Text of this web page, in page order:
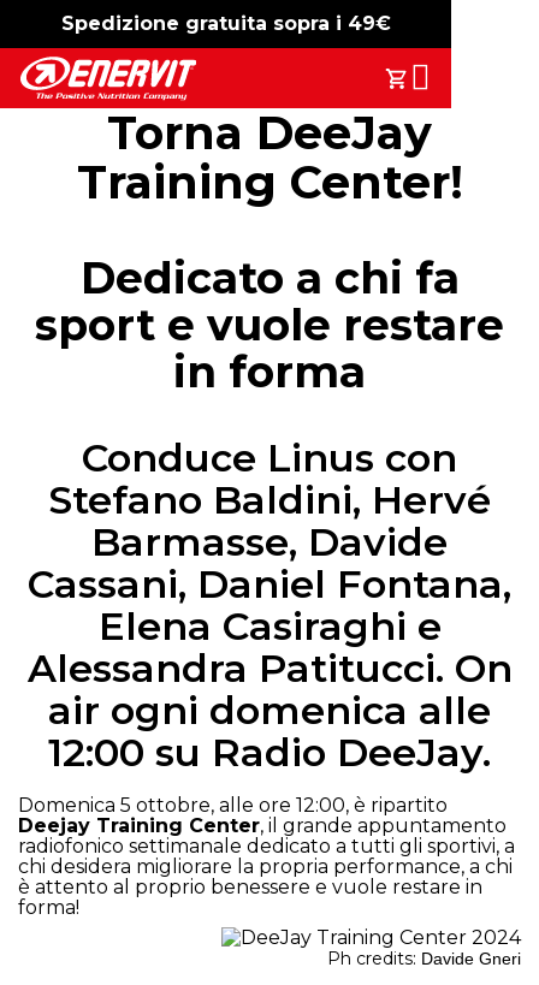
Spedizione gratuita sopra i 49€
-15% free shipping
Il Tuo
Search
Torna DeeJay
Training Center!
Dedicato a chi fa
sport e vuole restare
in forma
Conduce Linus con
Stefano Baldini, Hervé
Barmasse, Davide
Cassani, Daniel Fontana,
Elena Casiraghi e
Alessandra Patitucci. On
air ogni domenica alle
12:00 su Radio DeeJay.
Domenica 5 ottobre, alle ore 12:00, è ripartito
Deejay Training Center, il grande appuntamento
radiofonico settimanale dedicato a tutti gli sportivi, a
chi desidera migliorare la propria performance, a chi
è attento al proprio benessere e vuole restare in
forma!
Ph credits: Davide Gneri